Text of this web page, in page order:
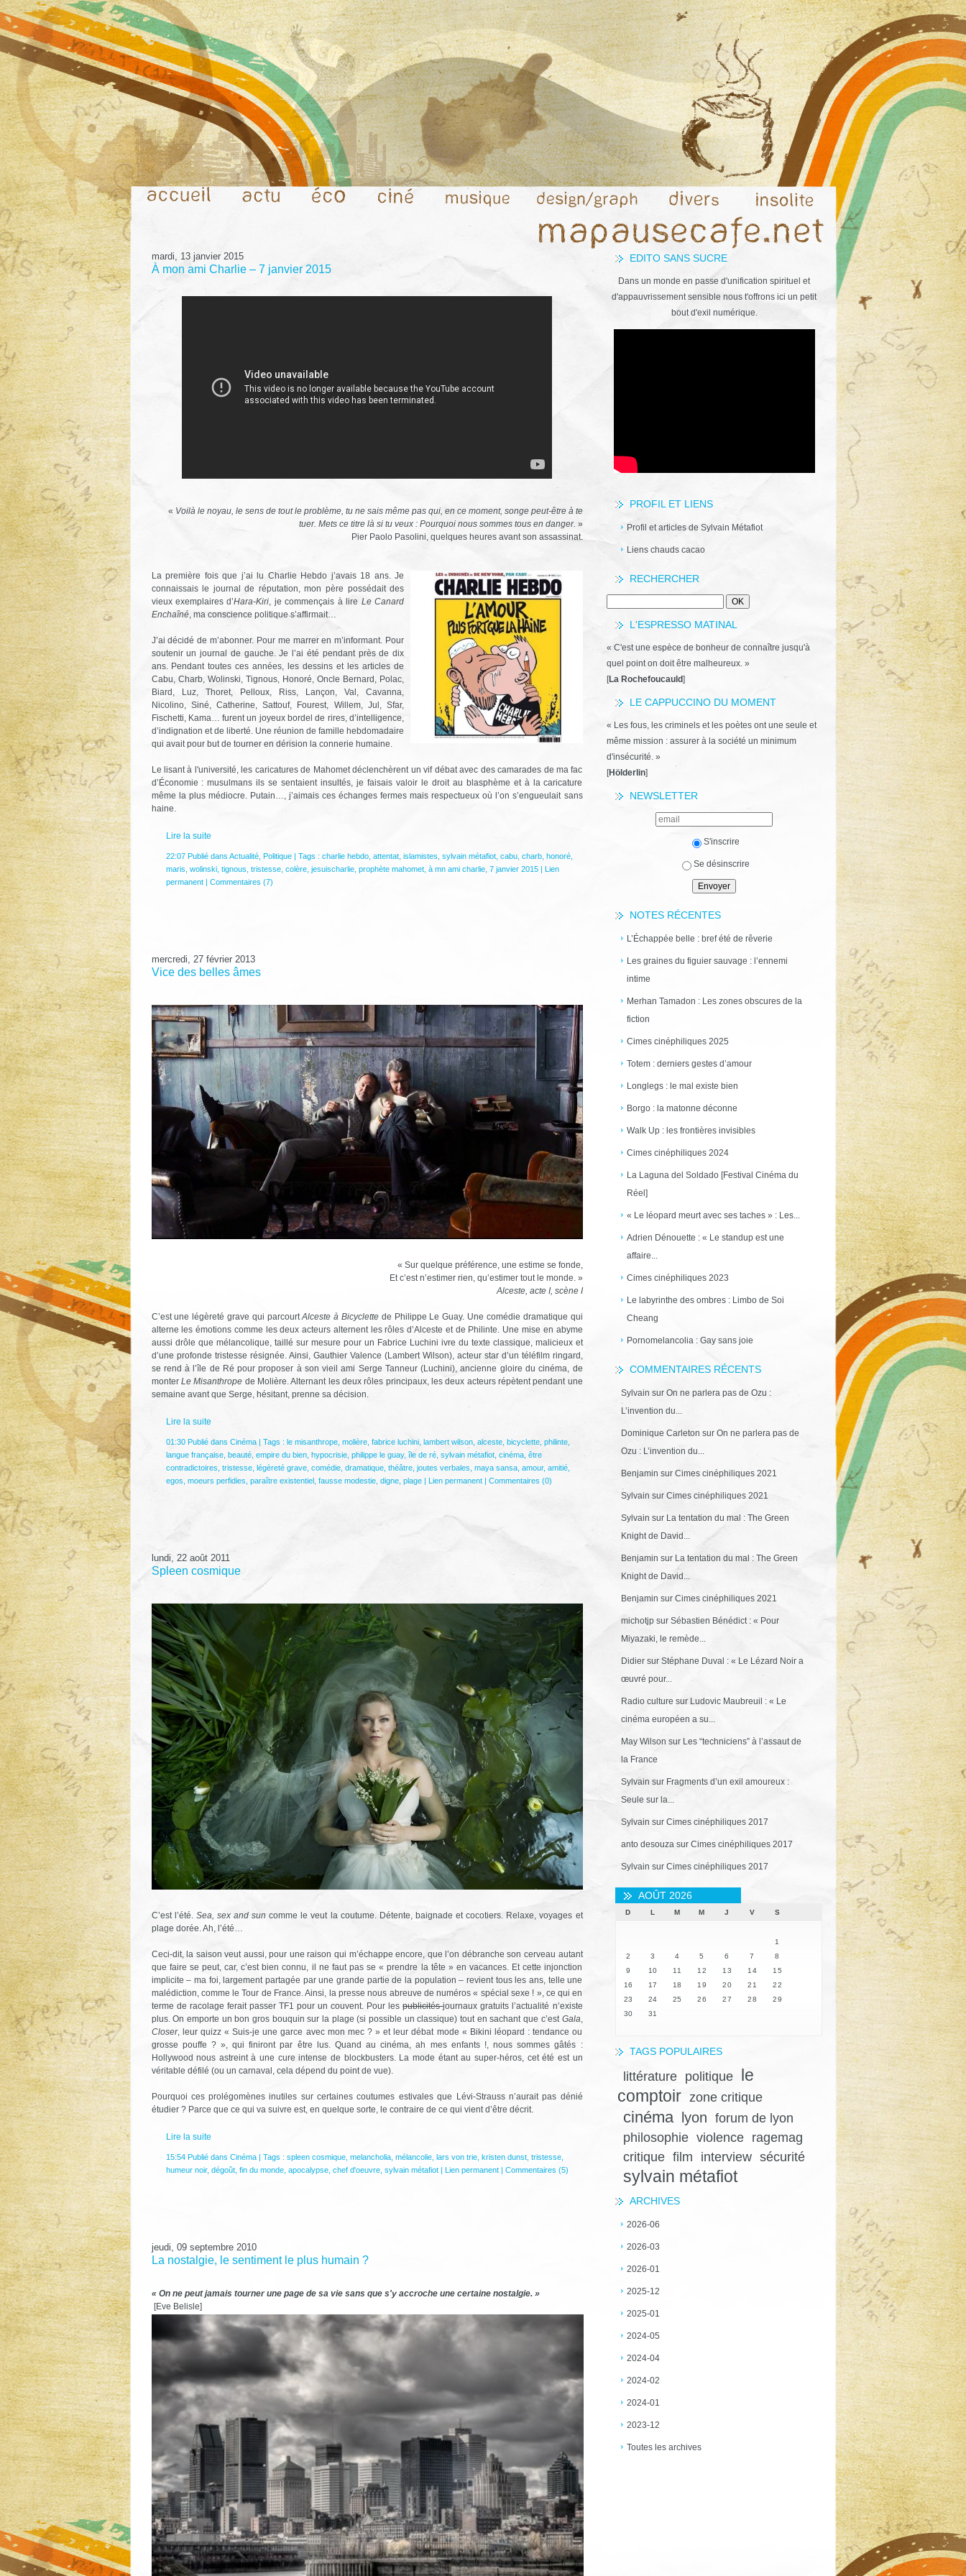
EDITO SANS SUCRE
Dans un monde en passe d'unification spirituel et
d'appauvrissement sensible nous t'offrons ici un petit
bout d'exil numérique.
PROFIL ET LIENS
Profil et articles de Sylvain Métafiot
Liens chauds cacao
RECHERCHER
L'ESPRESSO MATINAL
« C'est une espèce de bonheur de connaître jusqu'à
quel point on doit être malheureux. »
[La Rochefoucauld]
LE CAPPUCCINO DU MOMENT
« Les fous, les criminels et les poètes ont une seule et
même mission : assurer à la société un minimum
d'insécurité. »
[Hölderlin]
NEWSLETTER
S'inscrire
Se désinscrire
NOTES RÉCENTES
L’Échappée belle : bref été de rêverie
Les graines du figuier sauvage : l’ennemi
intime
Merhan Tamadon : Les zones obscures de la
fiction
Cimes cinéphiliques 2025
Totem : derniers gestes d’amour
Longlegs : le mal existe bien
Borgo : la matonne déconne
Walk Up : les frontières invisibles
Cimes cinéphiliques 2024
La Laguna del Soldado [Festival Cinéma du
Réel]
« Le léopard meurt avec ses taches » : Les...
Adrien Dénouette : « Le standup est une
affaire...
Cimes cinéphiliques 2023
Le labyrinthe des ombres : Limbo de Soi
Cheang
Pornomelancolia : Gay sans joie
COMMENTAIRES RÉCENTS
Sylvain sur On ne parlera pas de Ozu :
L’invention du...
Dominique Carleton sur On ne parlera pas de
Ozu : L’invention du...
Benjamin sur Cimes cinéphiliques 2021
Sylvain sur Cimes cinéphiliques 2021
Sylvain sur La tentation du mal : The Green
Knight de David...
Benjamin sur La tentation du mal : The Green
Knight de David...
Benjamin sur Cimes cinéphiliques 2021
michotjpsur Sébastien Bénédict : « Pour
Miyazaki, le remède...
Didiersur Stéphane Duval : « Le Lézard Noir a
œuvré pour...
Radio culture sur Ludovic Maubreuil : « Le
cinéma européen a su...
May Wilson sur Les “techniciens” à l’assaut de
la France
Sylvain sur Fragments d’un exil amoureux :
Seule sur la...
Sylvain sur Cimes cinéphiliques 2017
anto desouzasur Cimes cinéphiliques 2017
Sylvain sur Cimes cinéphiliques 2017
AOÛT 2026
D L M M J V S
1
2
3 4 5 6 7
8
9
10 11 12 13 14
15
16
17 18 19 20 21
22
23
24 25 26 27 28
29
30
31
TAGS POPULAIRES
littérature politique
le
comptoir zone critique
cinéma lyon forum de lyon
philosophie violence
ragemag
critique film interview sécurité
sylvain métafiot
ARCHIVES
2026-06
2026-03
2026-01
2025-12
2025-01
2024-05
2024-04
2024-02
2024-01
2023-12
Toutes les archives
mardi, 13 janvier 2015
À mon ami Charlie – 7 janvier 2015
« Voilà le noyau, le sens de tout le problème, tu ne sais même pas qui, en ce moment, songe peut-être à te
tuer. Mets ce titre là si tu veux : Pourquoi nous sommes tous en danger. »
Pier Paolo Pasolini, quelques heures avant son assassinat.
La première fois que j’ai lu Charlie Hebdo j’avais 18 ans. Je
connaissais le journal de réputation, mon père possédait des
vieux exemplaires d’Hara-Kiri, je commençais à lire Le Canard
Enchaîné, ma conscience politique s’affirmait…
J’ai décidé de m’abonner. Pour me marrer en m’informant. Pour
soutenir un journal de gauche. Je l’ai été pendant près de dix
ans. Pendant toutes ces années, les dessins et les articles de
Cabu, Charb, Wolinski, Tignous, Honoré, Oncle Bernard, Polac,
Biard, Luz, Thoret, Pelloux, Riss, Lançon, Val, Cavanna,
Nicolino, Siné, Catherine, Sattouf, Fourest, Willem, Jul, Sfar,
Fischetti, Kama… furent un joyeux bordel de rires, d’intelligence,
d’indignation et de liberté. Une réunion de famille hebdomadaire
qui avait pour but de tourner en dérision la connerie humaine.
Le lisant à l'université, les caricatures de Mahomet déclenchèrent un vif débat avec des camarades de ma fac
d’Économie : musulmans ils se sentaient insultés, je faisais valoir le droit au blasphème et à la caricature
même la plus médiocre. Putain…, j’aimais ces échanges fermes mais respectueux où l’on s’engueulait sans
haine.
Lire la suite
22:07 Publié dans Actualité, Politique| Tags : charlie hebdo, attentat, islamistes sylvain métafiot, cabu, charb, honoré,
maris wolinski, tignous tristesse, colère, jesuischarlie, prophète mahomet, à mn ami charlie, 7 janvier 2015| Lien
permanent| Commentaires (7)
mercredi, 27 février 2013
Vice des belles âmes
« Sur quelque préférence, une estime se fonde,
Et c’est n’estimer rien, qu’estimer tout le monde. »
Alceste, acte I, scène I
C’est une légèreté grave qui parcourtAlceste à Bicyclette de Philippe Le Guay. Une comédie dramatique qui
alterne les émotions comme les deux acteurs alternent les rôles d’Alceste et de Philinte. Une mise en abyme
aussi drôle que mélancolique, taillé sur mesure pour un Fabrice Luchini ivre du texte classique, malicieux et
d’une profonde tristesse résignée. Ainsi, Gauthier Valence (Lambert Wilson), acteur star d’un téléfilm ringard,
se rend à l’île de Ré pour proposer à son vieil ami Serge Tanneur (Luchini), ancienne gloire du cinéma, de
monter Le Misanthrope de Molière. Alternant les deux rôles principaux, les deux acteurs répètent pendant une
semaine avant que Serge, hésitant, prenne sa décision.
Lire la suite
01:30 Publié dans Cinéma| Tags : le misanthrope, molière, fabrice luchini, lambert wilson, alceste, bicyclette, philinte,
langue française, beauté, empire du bien, hypocrisie, philippe le guay, île de ré, sylvain métafiot, cinéma, être
contradictoires tristesse, légèreté grave, comédie, dramatique, théâtre, joutes verbales maya sansa, amour, amitié,
egos moeurs perfidies paraître existentiel, fausse modestie, digne, plage| Lien permanent| Commentaires (0)
lundi, 22 août 2011
Spleen cosmique
C’est l’été. Sea, sex and sun comme le veut la coutume. Détente, baignade et cocotiers. Relaxe, voyages et
plage dorée. Ah, l’été…
Ceci-dit, la saison veut aussi, pour une raison qui m’échappe encore, que l’on débranche son cerveau autant
que faire se peut, car, c’est bien connu, il ne faut pas se « prendre la tête » en vacances. Et cette injonction
implicite – ma foi, largement partagée par une grande partie de la population – revient tous les ans, telle une
malédiction, comme le Tour de France. Ainsi, la presse nous abreuve de numéros « spécial sexe ! », ce qui en
terme de racolage ferait passer TF1 pour un couvent. Pour lespublicitésjournaux gratuits l’actualité n’existe
plus. On emporte un bon gros bouquin sur la plage (si possible un classique) tout en sachant que c’est Gala
Closer, leur quizz « Suis-je une garce avec mon mec ? » et leur débat mode « Bikini léopard : tendance ou
grosse pouffe ? », qui finiront par être lus. Quand au cinéma, ah mes enfants !, nous sommes gâtés :
Hollywood nous astreint à une cure intense de blockbusters. La mode étant au super-héros, cet été est un
véritable défilé (ou un carnaval, cela dépend du point de vue).
Pourquoi ces prolégomènes inutiles sur certaines coutumes estivales que Lévi-Strauss n’aurait pas dénié
étudier ? Parce que ce qui va suivre est, en quelque sorte, le contraire de ce qui vient d’être décrit.
Lire la suite
15:54 Publié dans Cinéma| Tags : spleen cosmique, melancholia, mélancolie, lars von trie, kristen dunst, tristesse,
humeur noir, dégoût, fin du monde, apocalypse, chef d'oeuvre, sylvain métafiot| Lien permanent| Commentaires (5)
jeudi, 09 septembre 2010
La nostalgie, le sentiment le plus humain ?
« On ne peut jamais tourner une page de sa vie sans que s'y accroche une certaine nostalgie. »
[Eve Belisle]